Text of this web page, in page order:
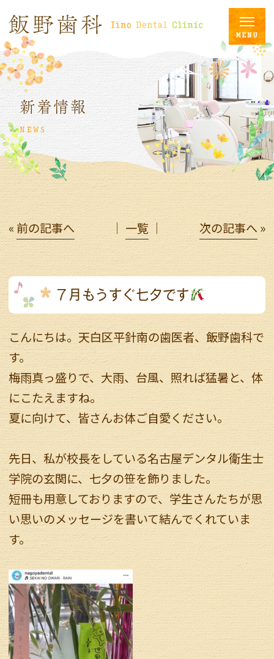
新着情報
NEWS
« 前の記事へ │ 一覧 │ 次の記事へ»
７月もうすぐ七夕です
こんにちは。天白区平針南の歯医者、飯野歯科で
す。
梅雨真っ盛りで、大雨、台風、照れば猛暑と、体
にこたえますね。
夏に向けて、皆さんお体ご自愛ください。
先日、私が校長をしている名古屋デンタル衛生士
学院の玄関に、七夕の笹を飾りました。
短冊も用意しておりますので、学生さんたちが思
い思いのメッセージを書いて結んでくれていま
す。